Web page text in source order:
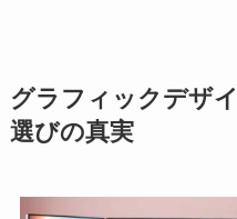
グラフィックデザ
選びの真実